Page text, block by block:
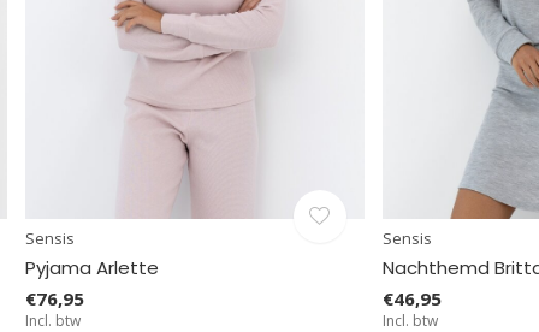
Sensis
Pyjama Arlette
€76,95
Incl. btw
Sensis
Nachthemd
€46,95
Incl. btw